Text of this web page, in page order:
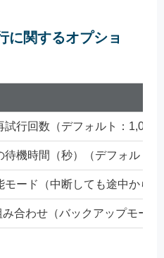
に関するオプショ
試行回数（デフォルト：
待機時間（秒）（デフォルト
モード（中断しても途中から
合わせ（バックアップモー